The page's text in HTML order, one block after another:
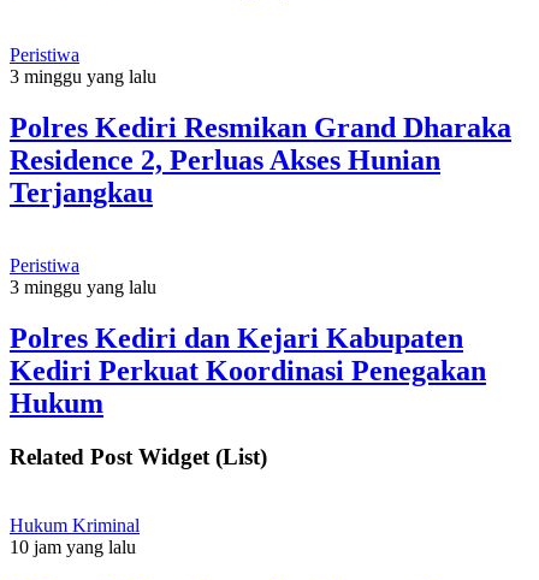
Peristiwa
3 minggu yang lalu
Polres Kediri Resmikan Grand Dharaka
Residence 2, Perluas Akses Hunian
Terjangkau
Peristiwa
3 minggu yang lalu
Polres Kediri dan Kejari Kabupaten
Kediri Perkuat Koordinasi Penegakan
Hukum
Related Post Widget (List)
Hukum Kriminal
10 jam yang lalu